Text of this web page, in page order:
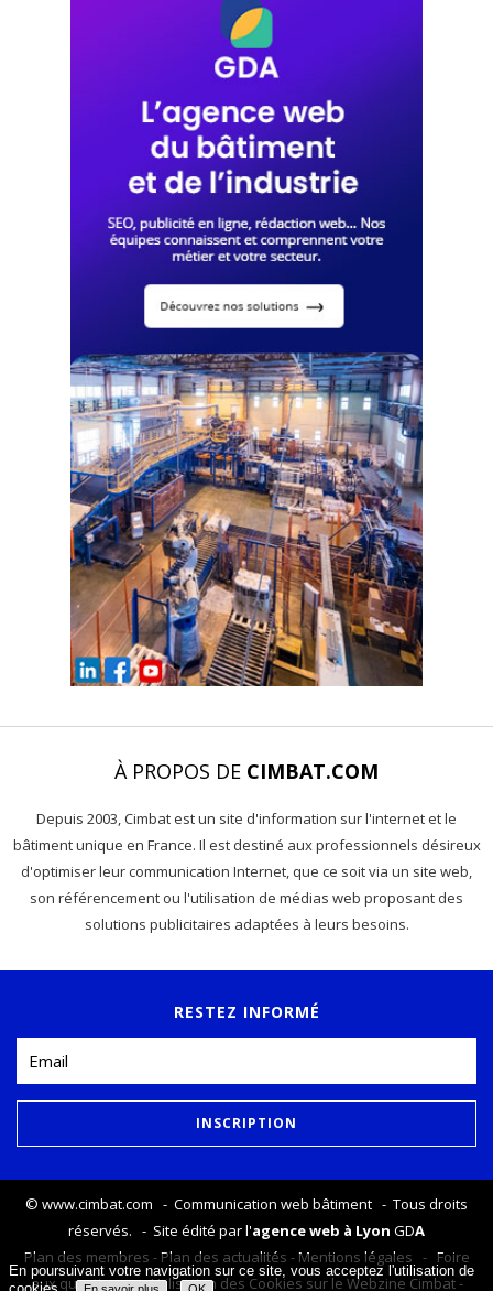
À PROPOS DE CIMBAT.COM
Depuis 2003, Cimbat est un site d'information sur l'internet et le
bâtiment unique en France. Il est destiné aux professionnels désireux
d'optimiser leur communication Internet, que ce soit via un site web,
son référencement ou l'utilisation de médias web proposant des
solutions publicitaires adaptées à leurs besoins.
RESTEZ INFORMÉ
© www.cimbat.com - Communication web bâtiment - Tous droits
réservés. - Site édité par l'agence web à Lyon GDA
Plan des membres -Plan des actualités -Mentions légales - Foire
aux questions-Utilisation des Cookies sur le Webzine Cimbat-
En poursuivant votre navigation sur ce site, vous acceptez l'utilisation de